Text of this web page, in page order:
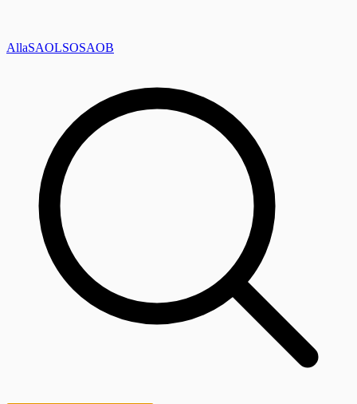
AllaSAOLSOSAOB